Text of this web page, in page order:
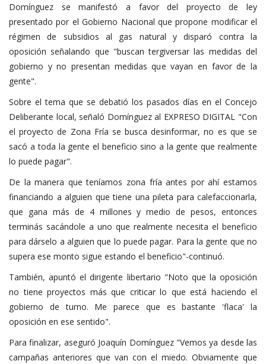
Domínguez se manifestó a favor del proyecto de ley
presentado por el Gobierno Nacional que propone modificar el
régimen de subsidios al gas natural y disparó contra la
oposición señalando que "buscan tergiversar las medidas del
gobierno y no presentan medidas que vayan en favor de la
gente".
Sobre el tema que se debatió los pasados días en el Concejo
Deliberante local, señaló Domínguez al EXPRESO DIGITAL "Con
el proyecto de Zona Fría se busca desinformar, no es que se
sacó a toda la gente el beneficio sino a la gente que realmente
lo puede pagar".
De la manera que teníamos zona fría antes por ahí estamos
financiando a alguien que tiene una pileta para calefaccionarla,
que gana más de 4 millones y medio de pesos, entonces
terminás sacándole a uno que realmente necesita el beneficio
para dárselo a alguien que lo puede pagar. Para la gente que no
supera ese monto sigue estando el beneficio"-continuó.
También, apuntó el dirigente libertario "Noto que la oposición
no tiene proyectos más que criticar lo que está haciendo el
gobierno de turno. Me parece que es bastante 'flaca' la
oposición en ese sentido".
Para finalizar, aseguró Joaquín Domínguez "Vemos ya desde las
campañas anteriores que van con el miedo. Obviamente que